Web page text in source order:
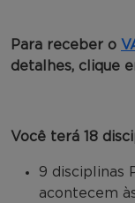
Para receber o
detalhes, clique
Você terá 18
9 disciplinas
acontecem